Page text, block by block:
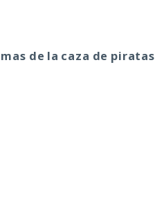
de la caza de piratas